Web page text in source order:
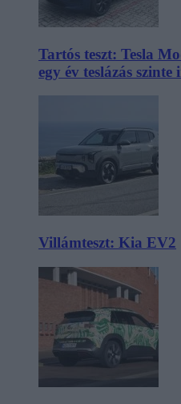
Tartós teszt: Tesla
egy év teslázás szinte
Villámteszt: Kia EV2